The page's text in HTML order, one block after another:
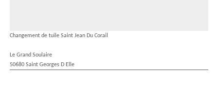
Changement de tuile Saint Jean Du Corail
Le Grand Soulaire
50680 Saint Georges D Elle